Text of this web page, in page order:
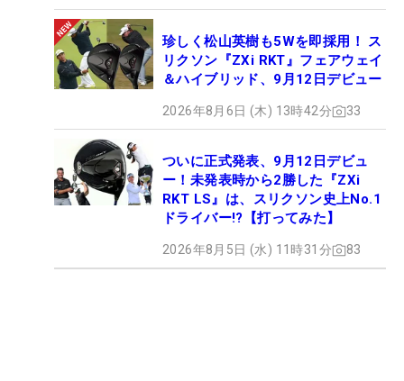
珍しく松山英樹も5Wを即採用！ ス
リクソン『ZXi RKT』フェアウェイ
＆ハイブリッド、9月12日デビュー
2026年8月6日 (木) 13時42分 33
ついに正式発表、9月12日デビュ
ー！未発表時から2勝した『ZXi
RKT LS』は、スリクソン史上No.1
ドライバー!?【打ってみた】
2026年8月5日 (水) 11時31分 83